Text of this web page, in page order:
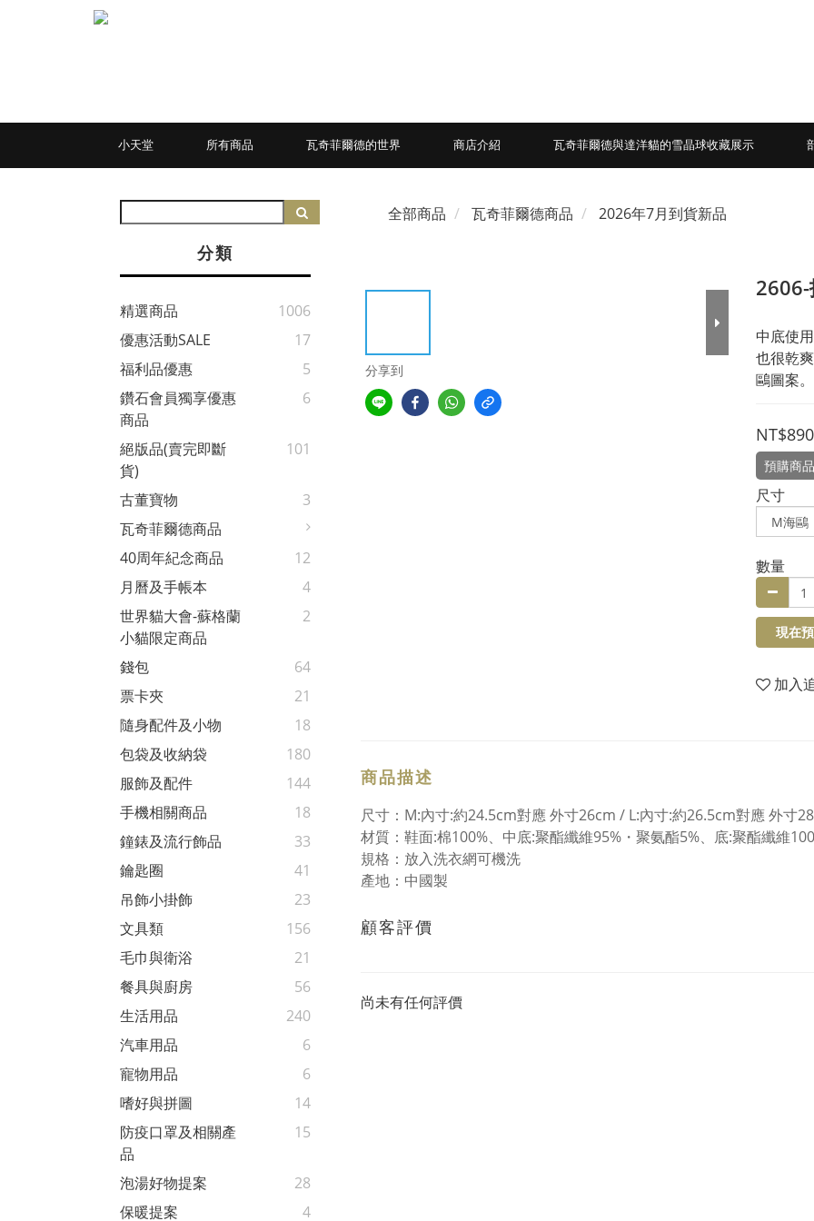
小天堂 所有商品 瓦奇菲爾德的世界 商店介紹 瓦奇菲爾德與達洋貓的雪晶球收藏展示
分類
精選商品
1006
優惠活動SALE
17
福利品優惠
5
鑽石會員獨享優惠
商品
6
絕版品(賣完即斷
貨)
101
古董寶物
3
瓦奇菲爾德商品
40周年紀念商品
12
月曆及手帳本
4
世界貓大會-蘇格蘭
小貓限定商品
2
錢包
64
票卡夾
21
隨身配件及小物
18
包袋及收納袋
180
服飾及配件
144
手機相關商品
18
鐘錶及流行飾品
33
鑰匙圈
41
吊飾小掛飾
23
文具類
156
毛巾與衛浴
21
餐具與廚房
56
生活用品
240
汽車用品
6
寵物用品
6
嗜好與拼圖
14
防疫口罩及相關產
品
15
泡湯好物提案
28
保暖提案
4
全部商品 瓦奇菲爾德商品 2026年7月到貨新品
分享到
中底使
也很乾
鷗圖案。
NT$890
預購商品
尺寸
數量
現在
加入
商品描述
尺寸：M:內寸:約24.5cm對應 外寸26cm / L:內寸:約26.5cm對應 外寸
材質：鞋面:棉100%、中底:聚酯纖維95%・聚氨酯5%、底:聚酯纖維
規格：放入洗衣網可機洗
產地：中國製
顧客評價
尚未有任何評價